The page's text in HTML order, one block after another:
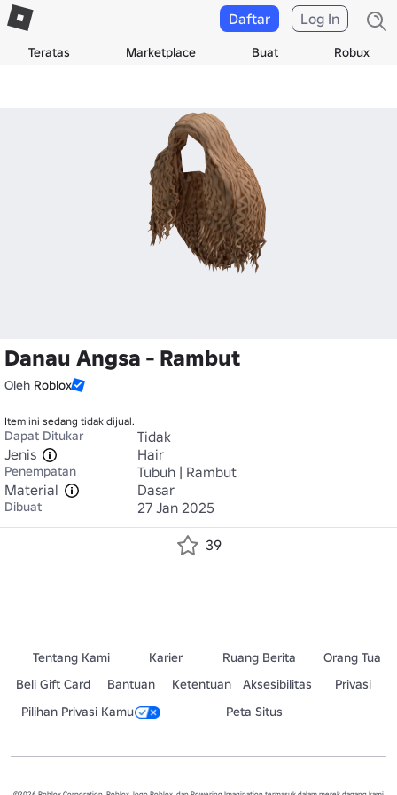
Teratas Marketplace Buat Robux
Daftar Log In
Danau Angsa - Rambut
Oleh Roblox
Item ini sedang tidak dijual.
Dapat Ditukar
Tidak
Jenis
Hair
Penempatan
Tubuh | Rambut
Material
Dasar
Dibuat 27 Jan 2025
39
Tentang Kami Karier Ruang Berita
Orang Tua
Beli Gift Card
Bantuan Ketentuan Aksesibilitas
Privasi
Pilihan Privasi Kamu
Peta Situs